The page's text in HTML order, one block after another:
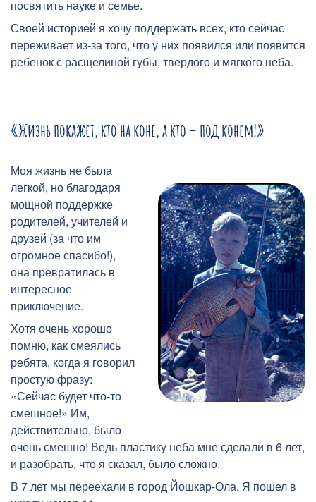
посвятить науке и семье.
Своей историей я хочу поддержать всех, кто сейчас
переживает из-за того, что у них появился или появится
ребенок с расщелиной губы, твердого и мягкого неба.
«Жизнь покажет, кто на коне, а кто – под конем!»
Моя жизнь не была
легкой, но благодаря
мощной поддержке
родителей, учителей и
друзей (за что им
огромное спасибо!),
она превратилась в
интересное
приключение.
Хотя очень хорошо
помню, как смеялись
ребята, когда я говорил
простую фразу:
«Сейчас будет что-то
смешное!» Им,
действительно, было
очень смешно! Ведь пластику неба мне сделали в 6 лет,
и разобрать, что я сказал, было сложно.
В 7 лет мы переехали в город Йошкар-Ола. Я пошел в